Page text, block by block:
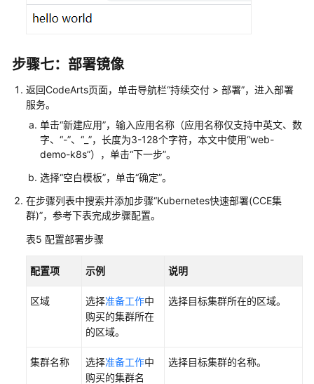
步骤七：部署镜像
返回CodeArts页面，单击导航栏“持续交付 > 部署”，进入部署
服务。
单击“新建应用”，输入应用名称（应用名称仅支持中英文、数
字、“-”、“_”，长度为3-128个字符，本文中使用“web-
demo-k8s”），单击“下一步”。
选择“空白模板”，单击“确定”。
在步骤列表中搜索并添加步骤“Kubernetes快速部署(CCE集
群)”，参考下表完成步骤配置。
表5 配置部署步骤
配置项 示例 说明
区域 选择准备工作中
购买的集群所在
的区域。
选择目标集群所在的区域。
集群名称 选择准备工作中
购买的集群名
选择目标集群的名称。